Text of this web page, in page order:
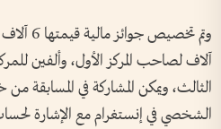
آلاف لصاحب المركز الأول، وألفين
الثالث، ويمكن المشاركة في المسابقة
الشخصي في إنستغرام مع الإشارة